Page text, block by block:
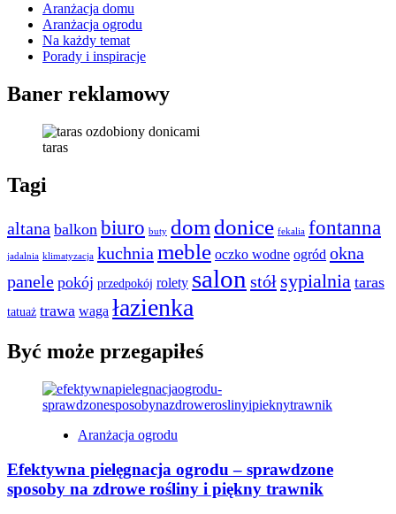
Aranżacja domu
Aranżacja ogrodu
Na każdy temat
Porady i inspiracje
Baner reklamowy
taras
Tagi
altana balkon biuro buty dom donice fekalia fontanna
jadalnia klimatyzacja kuchnia meble oczko wodne ogród okna
panele pokój przedpokój rolety salon stół sypialnia taras
tatuaż trawa waga łazienka
Być może przegapiłeś
Aranżacja ogrodu
Efektywna pielęgnacja ogrodu – sprawdzone
sposoby na zdrowe rośliny i piękny trawnik